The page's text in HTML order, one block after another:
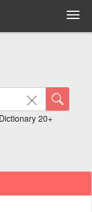
20+